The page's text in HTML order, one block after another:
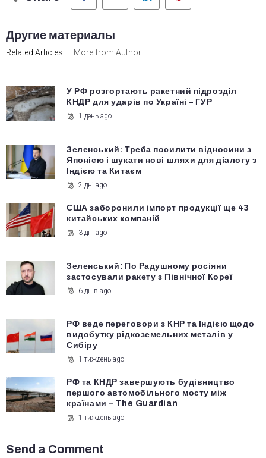
Другие материалы
Related Articles More from Author
У РФ розгортають ракетний підрозділ
КНДР для ударів по Україні – ГУР
1 день ago
Зеленський: Треба посилити відносини з
Японією і шукати нові шляхи для діалогу з
Індією та Китаєм
2 дні ago
США заборонили імпорт продукції ще 43
китайських компаній
3 дні ago
Зеленський: По Радушному росіяни
застосували ракету з Північної Кореї
6 днів ago
РФ веде переговори з КНР та Індією щодо
видобутку рідкоземельних металів у
Сибіру
1 тиждень ago
РФ та КНДР завершують будівництво
першого автомобільного мосту між
країнами – The Guardian
1 тиждень ago
Send a Comment